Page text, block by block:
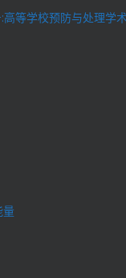
等学校预防与处理学
量